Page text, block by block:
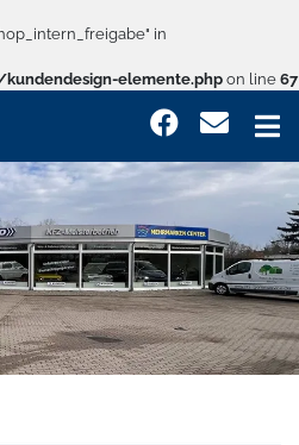
in
elemente.php on line 67